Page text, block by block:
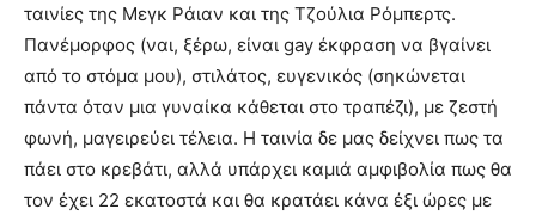
ταινίες της Μεγκ Ράιαν και της Τζούλια Ρόμπερτς.
Πανέμορφος (ναι, ξέρω, είναι gay έκφραση να βγαίνει
από το στόμα μου), στιλάτος, ευγενικός (σηκώνεται
πάντα όταν μια γυναίκα κάθεται στο τραπέζι), με ζεστή
φωνή, μαγειρεύει τέλεια. Η ταινία δε μας δείχνει πως τα
πάει στο κρεβάτι, αλλά υπάρχει καμιά αμφιβολία πως θα
τον έχει 22 εκατοστά και θα κρατάει κάνα έξι ώρες με